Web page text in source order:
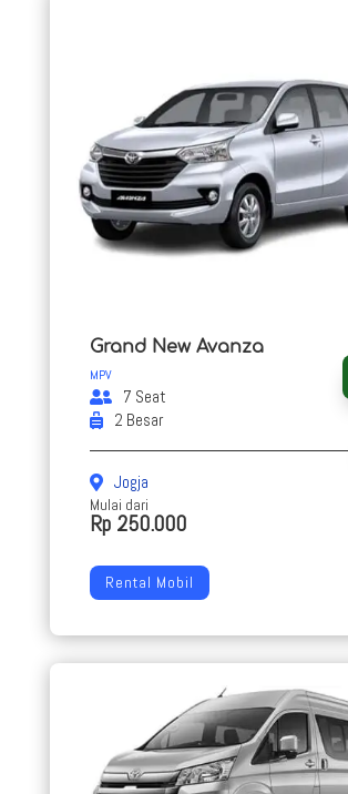
Grand New Avanza
MPV
7 Seat
2 Besar
Jogja
Mulai dari
Rp 250.000
Rental Mobil